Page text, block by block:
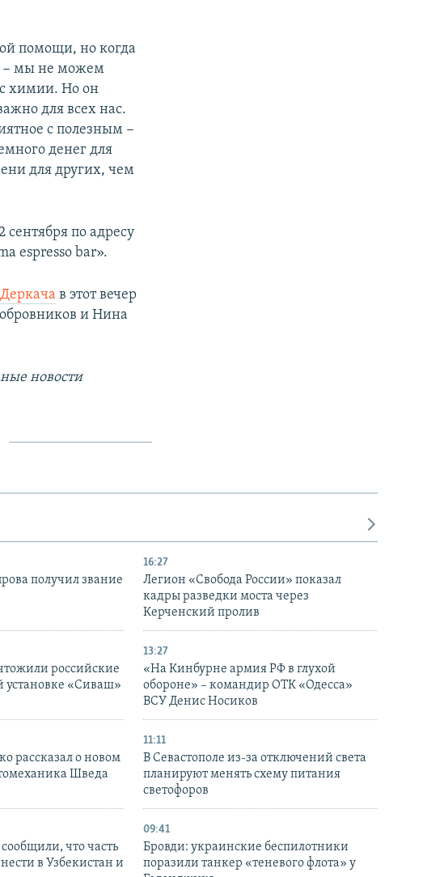
помощи, но когда
− мы не можем
химии. Но он
для всех нас.
с полезным −
денег для
для других, чем
по адресу
espresso bar».
в этот вечер
и Нина
новости
получил звание
16:27
Легион «Свобода России» показал
кадры разведки моста через
Керченский пролив
российские
установке «Сиваш»
13:27
«На Кинбурне армия РФ в глухой
обороне» – командир ОТК «Одесса»
ВСУ Денис Носиков
рассказал о новом
Шведа
11:11
В Севастополе из-за отключений света
планируют менять схему питания
светофоров
что часть
в Узбекистан и
09:41
Бровди: украинские беспилотники
поразили танкер «теневого флота» у